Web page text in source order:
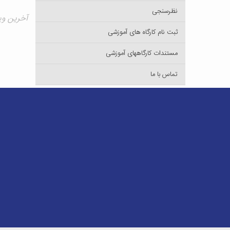
آخرین
نظرسنجی
ثبت نام کارگاه های آموزشی
مستندات کارگاههای آموزشی
تماس با ما